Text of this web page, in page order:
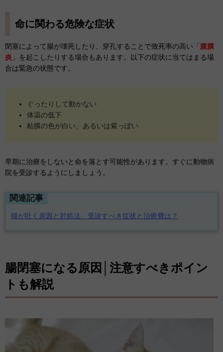
命に関わる危険な症状
閉塞によって腸が壊死したり、穿孔することで致死率の高い「 腹膜
炎 」を起こしたりする場合もあります。以下の症状に当てはまる場
合は緊急の状態です。
ぐったりして動かない
体温の低下
粘膜の色が白い、あるいは紫っぽい
早期に治療をしないと命を落とす可能性があります。すぐに動物病
院を受診するようにしましょう。
関連記事
猫が吐く原因と対処法、受診すべき症状と治療費は？
腸閉塞になる原因│注意すべきポイン
トも解説